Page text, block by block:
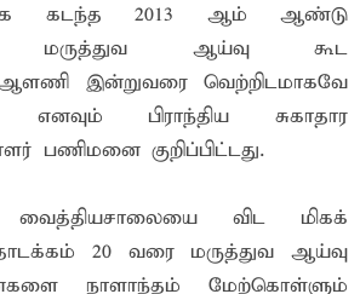
கடந்த 2013 ஆம் ஆண்டு
மருத்துவ ஆய்வு கூட
ஆளணி இன்றுவரை வெற்றிடமாகவே
எனவும் பிராந்திய சுகாதார
பணிமனை குறிப்பிட்டது.
விட மிகக்
20 வரை மருத்துவ ஆய்வு
நாளாந்தம் மேற்கொள்ளும்